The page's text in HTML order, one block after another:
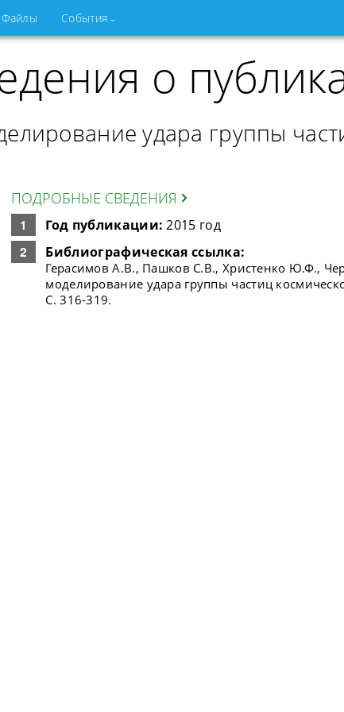
Файлы События
о
удара группы
ПОДРОБНЫЕ СВЕДЕНИЯ
Год публикации: 2015 год
Библиографическая ссылка:
Герасимов А.В., Пашков С.В., Христенко Ю.Ф.,
моделирование удара группы частиц
С. 316-319.